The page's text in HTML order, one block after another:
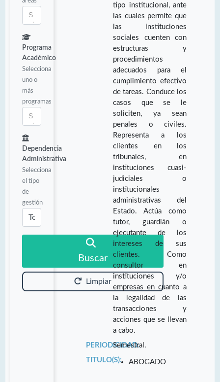
Programa
Académico
Selecciona
uno o
más
programas
Dependencia
Administrativa
Selecciona
el tipo
de
gestión
Buscar
Limpiar
tipo institucional, ante
las cuales permite que
las instituciones
sociales cuenten con
estructuras y
procedimientos
adecuados para el
cumplimiento efectivo
de tareas. Conduce los
casos que se le
soliciten, ya sean
penales o civiles.
Representa a los
clientes en los
tribunales, en
instituciones cuasi-
judiciales o
institucionales
administrativas del
Estado. Actúa como
tutor, guardián o
ejecutante de los
intereses de sus
clientes. Como
consultor en
instituciones y/o
empresas en cuanto a
la legalidad de las
transacciones y
acciones que se llevan
a cabo.
PERIODICIDAD:
Semestral.
TITULO(S):
ABOGADO